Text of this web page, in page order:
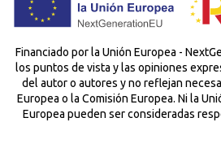
Financiado por la Unión Europea -
los puntos de vista y las opiniones
del autor o autores y no reflejan
Europea o la Comisión Europea. Ni la
Europea pueden ser consideradas